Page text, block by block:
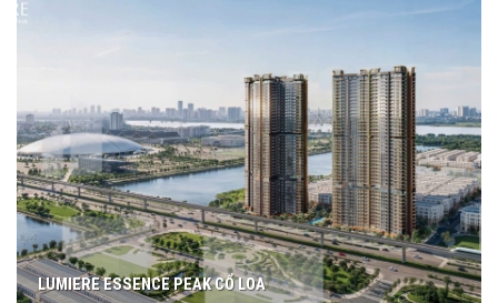
LUMIERE ESSENCE PEAK CỔ LOA